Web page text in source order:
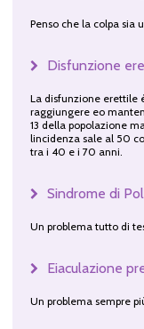
Penso che la colpa sia
Disfunzione
La disfunzione erettile
raggiungere eo
13 della popolazione
lincidenza sale al 50
tra i 40 e i 70 anni.
Sindrome di
Un problema tutto di
Eiaculazione
Un problema sempre